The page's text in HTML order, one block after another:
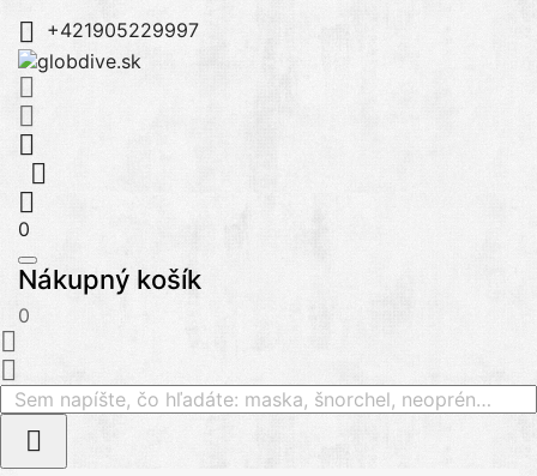
 +421905229997





0
Nákupný košík
0


